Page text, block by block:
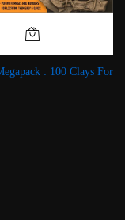
: 100 Clays For